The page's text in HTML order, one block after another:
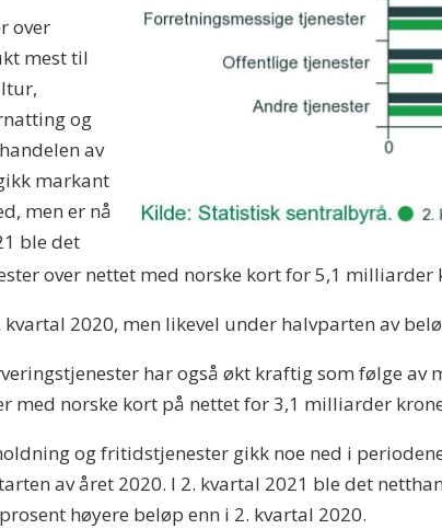
over
mest til
og
av
markant
men er nå
ble det
over nettet med norske kort for 5,1 milliarder
kvartal 2020, men likevel under halvparten av
har også økt kraftig som følge
med norske kort på nettet for 3,1 milliarder
og fritidstjenester gikk noe ned i
av året 2020. I 2. kvartal 2021 ble det
høyere beløp enn i 2. kvartal 2020.